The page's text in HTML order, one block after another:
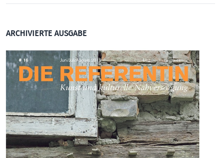
ARCHIVIERTE AUSGABE